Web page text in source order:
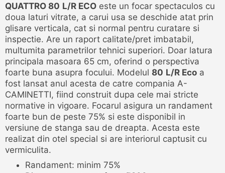
QUATTRO 80 L/R ECO este un focar spectaculos cu
doua laturi vitrate, a carui usa se deschide atat prin
glisare verticala, cat si normal pentru curatare si
inspectie. Are un raport calitate/pret imbatabil,
multumita parametrilor tehnici superiori. Doar latura
principala masoara 65 cm, oferind o perspectiva
foarte buna asupra focului. Modelul 80 L/R Eco a
fost lansat anul acesta de catre compania A-
CAMINETTI, fiind construit dupa cele mai stricte
normative in vigoare. Focarul asigura un randament
foarte bun de peste 75% si este disponibil in
versiune de stanga sau de dreapta. Acesta este
realizat din otel special si are interiorul captusit cu
vermiculita.
Randament: minim 75%